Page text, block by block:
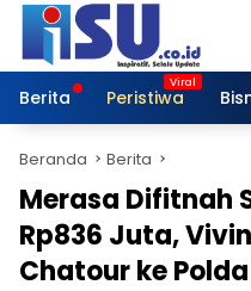
Langsung
konten
Berita
Peristiwa
Beranda Berita
Merasa Difitnah
Rp836 Juta,
Chatour ke